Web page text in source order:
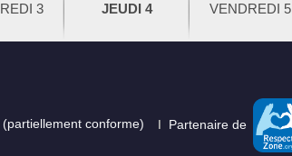
3 JEUDI 4 VENDREDI 5
conforme) Partenaire de